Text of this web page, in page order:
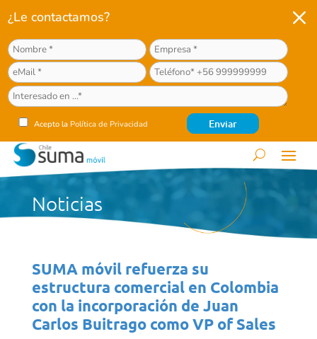
¿Le contactamos?
Acepto la Política de Privacidad
M
Noticias
SUMA móvil refuerza su
estructura comercial en Colombia
con la incorporación de Juan
Carlos Buitrago como VP of Sales